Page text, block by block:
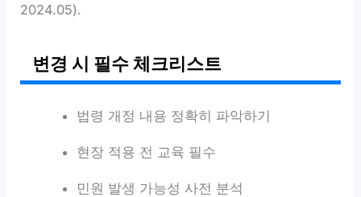
2024.05).
변경 시 필수 체크리스트
법령 개정 내용 정확히 파악하기
현장 적용 전 교육 필수
민원 발생 가능성 사전 분석